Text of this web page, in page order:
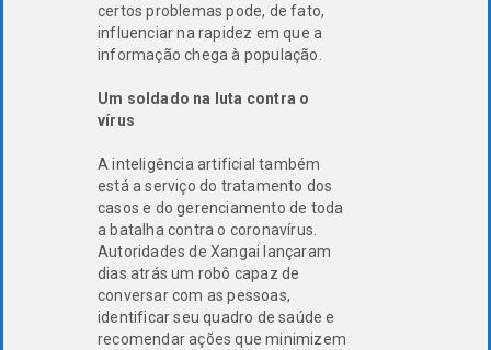
certos problemas pode, de fato,
influenciar na rapidez em que a
informação chega à população.
Um soldado na luta contra o
vírus
A inteligência artificial também
está a serviço do tratamento dos
casos e do gerenciamento de toda
a batalha contra o coronavírus.
Autoridades de Xangai lançaram
dias atrás um robô capaz de
conversar com as pessoas,
identificar seu quadro de saúde e
recomendar ações que minimizem